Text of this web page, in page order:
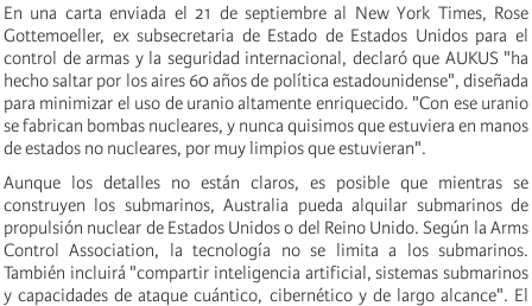
En una carta enviada el 21 de septiembre al New York Times, Rose
Gottemoeller, ex subsecretaria de Estado de Estados Unidos para el
control de armas y la seguridad internacional, declaró que AUKUS "ha
hecho saltar por los aires 60 años de política estadounidense", diseñada
para minimizar el uso de uranio altamente enriquecido. "Con ese uranio
se fabrican bombas nucleares, y nunca quisimos que estuviera en manos
de estados no nucleares, por muy limpios que estuvieran".
Aunque los detalles no están claros, es posible que mientras se
construyen los submarinos, Australia pueda alquilar submarinos de
propulsión nuclear de Estados Unidos o del Reino Unido. Según la Arms
Control Association, la tecnología no se limita a los submarinos.
También incluirá "compartir inteligencia artificial, sistemas submarinos
y capacidades de ataque cuántico, cibernético y de largo alcance". El